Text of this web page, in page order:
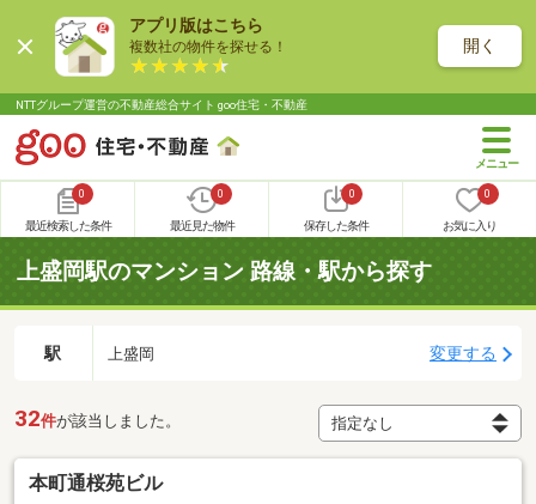
アプリ版はこちら
複数社の物件を探せる！ 開く
NTTグループ運営の不動産総合サイト goo住宅・不動産
0
最近検索した条件
0
最近見た物件
0
保存した条件
0
お気に入り
上盛岡駅のマンション 路線・駅から探す
駅 上盛岡 変更する
32件が該当しました。
本町通桜苑ビル